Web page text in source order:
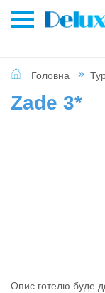
Головна
Zade 3*
Опис готелю буде